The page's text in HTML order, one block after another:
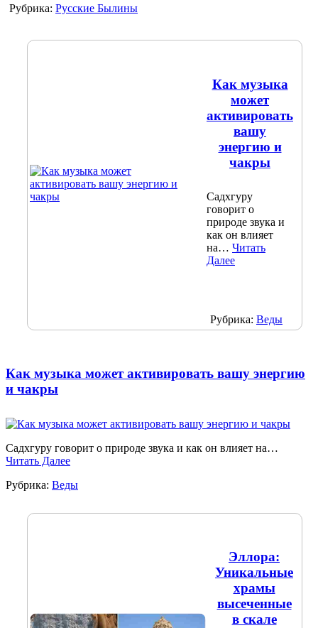
Рубрика: Русские Былины
Как музыка
может
активировать
вашу
энергию и
чакры
Садхгуру
говорит о
природе звука и
как он влияет
на… Читать
Далее
Рубрика: Веды
Как музыка может активировать вашу энергию
и чакры
Садхгуру говорит о природе звука и как он влияет на…
Читать Далее
Рубрика: Веды
Эллора:
Уникальные
храмы
высеченные
в скале